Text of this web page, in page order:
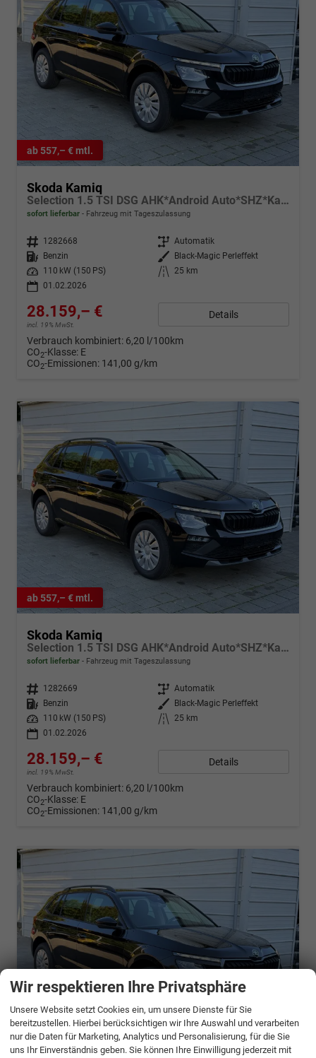
ab 557,– € mtl.
Skoda Kamiq
Selection 1.5 TSI DSG AHK*Android Auto*SHZ*Kamera*Keyless*2Z Klimaauto*
sofort lieferbar Fahrzeug mit Tageszulassung
Fahrzeugnr. 1282668 Getriebe Automatik
Kraftstoff
Benzin Außenfarbe
Black-Magic Perleffekt
Leistung
110 kW (150 PS) Kilometerstand
25 km
01.02.2026
28.159,– €
incl. 19% MwSt.
Details
Verbrauch kombiniert: 6,20 l/100km
CO2-Klasse: E
CO2-Emissionen: 141,00 g/km
ab 557,– € mtl.
Skoda Kamiq
Selection 1.5 TSI DSG AHK*Android Auto*SHZ*Kamera*Keyless*2Z Klimaauto*
sofort lieferbar Fahrzeug mit Tageszulassung
Fahrzeugnr. 1282669 Getriebe Automatik
Kraftstoff
Benzin Außenfarbe
Black-Magic Perleffekt
Leistung
110 kW (150 PS) Kilometerstand
25 km
01.02.2026
28.159,– €
incl. 19% MwSt.
Details
Verbrauch kombiniert: 6,20 l/100km
CO2-Klasse: E
CO2-Emissionen: 141,00 g/km
ab 557,– € mtl.
Wir respektieren Ihre Privatsphäre
Unsere Website setzt Cookies ein, um unsere Dienste für Sie
bereitzustellen. Hierbei berücksichtigen wir Ihre Auswahl und verarbeiten
nur die Daten für Marketing, Analytics und Personalisierung, für die Sie
uns Ihr Einverständnis geben. Sie können Ihre Einwilligung jederzeit mit